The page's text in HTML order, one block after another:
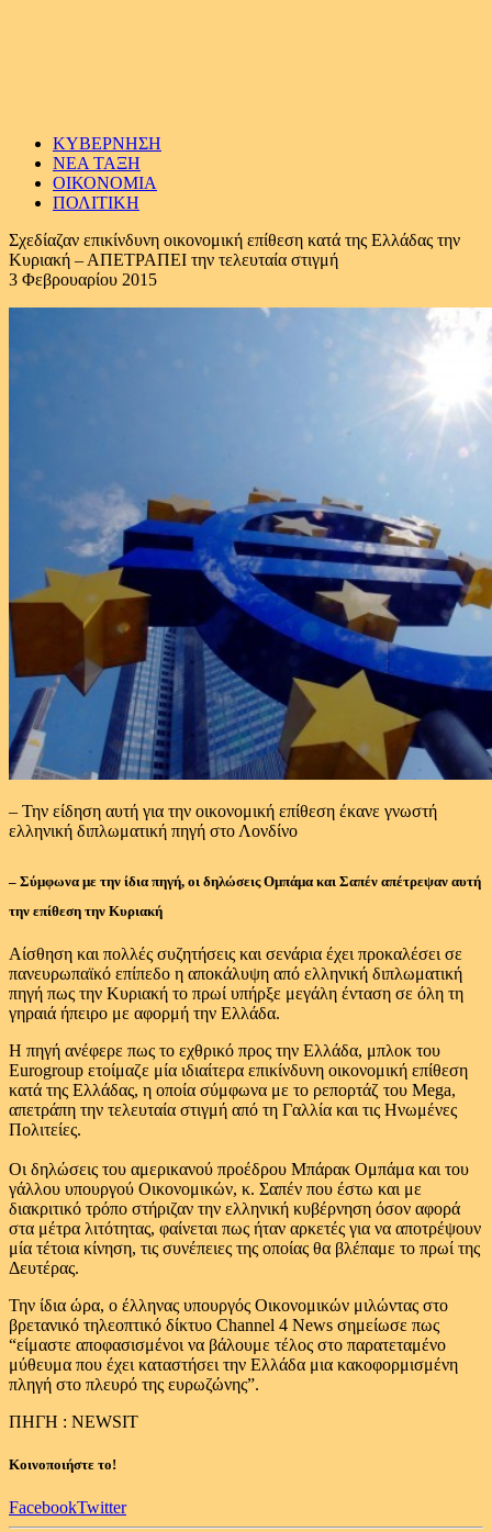
ΚΥΒΕΡΝΗΣΗ
ΝΕΑ ΤΑΞΗ
ΟΙΚΟΝΟΜΙΑ
ΠΟΛΙΤΙΚΗ
Σχεδίαζαν επικίνδυνη οικονομική επίθεση κατά της Ελλάδας την
Κυριακή – ΑΠΕΤΡΑΠΕΙ την τελευταία στιγμή
3 Φεβρουαρίου 2015
– Την είδηση αυτή για την οικονομική επίθεση έκανε γνωστή
ελληνική διπλωματική πηγή στο Λονδίνο
– Σύμφωνα με την ίδια πηγή, οι δηλώσεις Ομπάμα και Σαπέν απέτρεψαν αυτή
την επίθεση την Κυριακή
Αίσθηση και πολλές συζητήσεις και σενάρια έχει προκαλέσει σε
πανευρωπαϊκό επίπεδο η αποκάλυψη από ελληνική διπλωματική
πηγή πως την Κυριακή το πρωί υπήρξε μεγάλη ένταση σε όλη τη
γηραιά ήπειρο με αφορμή την Ελλάδα.
Η πηγή ανέφερε πως το εχθρικό προς την Ελλάδα, μπλοκ του
Eurogroup ετοίμαζε μία ιδιαίτερα επικίνδυνη οικονομική επίθεση
κατά της Ελλάδας, η οποία σύμφωνα με το ρεπορτάζ του Mega,
απετράπη την τελευταία στιγμή από τη Γαλλία και τις Ηνωμένες
Πολιτείες.
Οι δηλώσεις του αμερικανού προέδρου Μπάρακ Ομπάμα και του
γάλλου υπουργού Οικονομικών, κ. Σαπέν που έστω και με
διακριτικό τρόπο στήριζαν την ελληνική κυβέρνηση όσον αφορά
στα μέτρα λιτότητας, φαίνεται πως ήταν αρκετές για να αποτρέψουν
μία τέτοια κίνηση, τις συνέπειες της οποίας θα βλέπαμε το πρωί της
Δευτέρας.
Την ίδια ώρα, ο έλληνας υπουργός Οικονομικών μιλώντας στο
βρετανικό τηλεοπτικό δίκτυο Channel 4 News σημείωσε πως
“είμαστε αποφασισμένοι να βάλουμε τέλος στο παρατεταμένο
μύθευμα που έχει καταστήσει την Ελλάδα μια κακοφορμισμένη
πληγή στο πλευρό της ευρωζώνης”.
ΠΗΓΗ : NEWSIT
Κοινοποιήστε το!
FacebookTwitter